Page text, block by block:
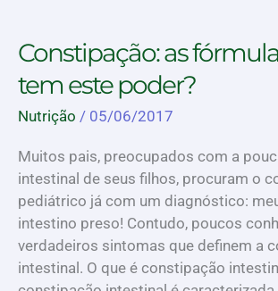
Constipação: as
tem este poder?
Nutrição / 05/06/2017
Muitos pais, preocupados com a
intestinal de seus filhos, procuram o
pediátrico já com um diagnóstico:
intestino preso! Contudo, poucos
verdadeiros sintomas que definem a
intestinal. O que é constipação
Constipação:
as
fórmulas
infantis
este
poder?